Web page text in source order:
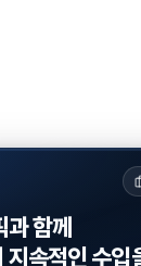
과 함께
지속적인 수입